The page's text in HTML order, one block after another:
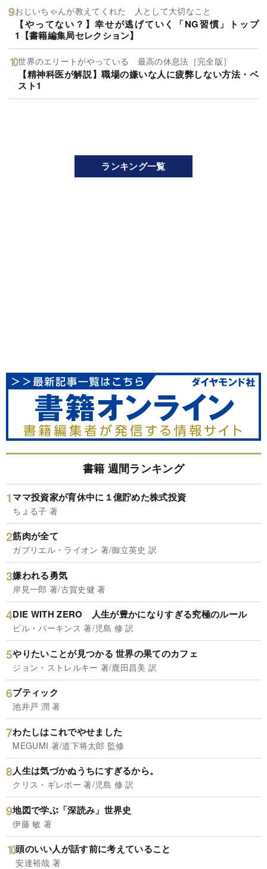
おじいちゃんが教えてくれた 人として大切なこと
【やってない？】幸せが逃げていく「NG習慣」トップ
1【書籍編集局セレクション】
世界のエリートがやっている 最高の休息法［完全版］
【精神科医が解説】職場の嫌いな人に疲弊しない方法・ベ
スト1
ランキング一覧
書籍 週間ランキング
ママ投資家が育休中に１億貯めた株式投資
ちょる子 著
筋肉が全て
ガブリエル・ライオン 著/御立英史 訳
嫌われる勇気
岸見一郎 著/古賀史健 著
DIE WITH ZERO 人生が豊かになりすぎる究極のルール
ビル・パーキンス 著/児島 修 訳
やりたいことが見つかる 世界の果てのカフェ
ジョン・ストレルキー 著/鹿田昌美 訳
ブティック
池井戸 潤 著
わたしはこれでやせました
MEGUMI 著/道下将太郎 監修
人生は気づかぬうちにすぎるから。
クリス・ギレボー 著/児島 修 訳
地図で学ぶ「深読み」世界史
伊藤 敏 著
頭のいい人が話す前に考えていること
安達裕哉 著